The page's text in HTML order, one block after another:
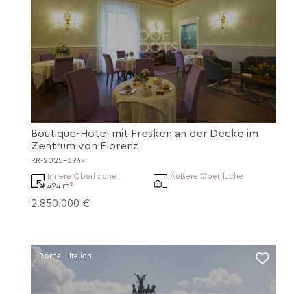
Boutique-Hotel mit Fresken an der Decke im
Zentrum von Florenz
RR-2025-3947
Innere Oberfläche
424 m²
Äußere Oberfläche
2.850.000 €
Roma - Italien